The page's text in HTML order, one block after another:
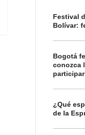
Festival
Bolívar:
Bogotá
conozca
participar
¿Qué
de la